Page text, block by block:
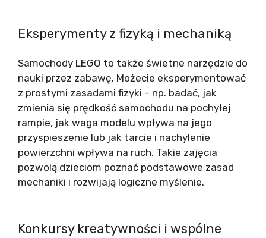
Eksperymenty z fizyką i mechaniką
Samochody LEGO to także świetne narzędzie do
nauki przez zabawę. Możecie eksperymentować
z prostymi zasadami fizyki – np. badać, jak
zmienia się prędkość samochodu na pochyłej
rampie, jak waga modelu wpływa na jego
przyspieszenie lub jak tarcie i nachylenie
powierzchni wpływa na ruch. Takie zajęcia
pozwolą dzieciom poznać podstawowe zasad
mechaniki i rozwijają logiczne myślenie.
Konkursy kreatywności i wspólne